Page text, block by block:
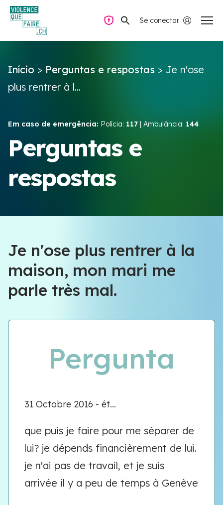
Se conectar
Perguntas e respostas
Violência no casal
Recursos e campanhas
Équipe VIOLENCE QUE FAIRE
Meet our team
Navegação privada
Início > Perguntas e respostas > Je n'ose
plus rentrer à l...
Em caso de emergência: Polícia: 117 | Ambulância: 144
Perguntas e
respostas
Je n'ose plus rentrer à la
maison, mon mari me
parle très mal.
Pergunta
31 Octobre 2016 - ét...
que puis je faire pour me séparer de
lui? je dépends financièrement de lui.
je n'ai pas de travail, et je suis
arrivée il y a peu de temps à Genève